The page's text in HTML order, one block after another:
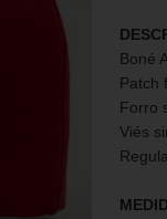
Boné
Patch
Forro
Viés